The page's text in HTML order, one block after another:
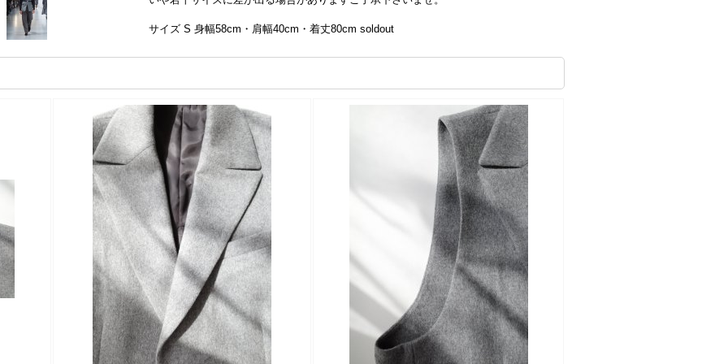
サイズ S 身幅58cm・肩幅40cm・着丈80cm soldout